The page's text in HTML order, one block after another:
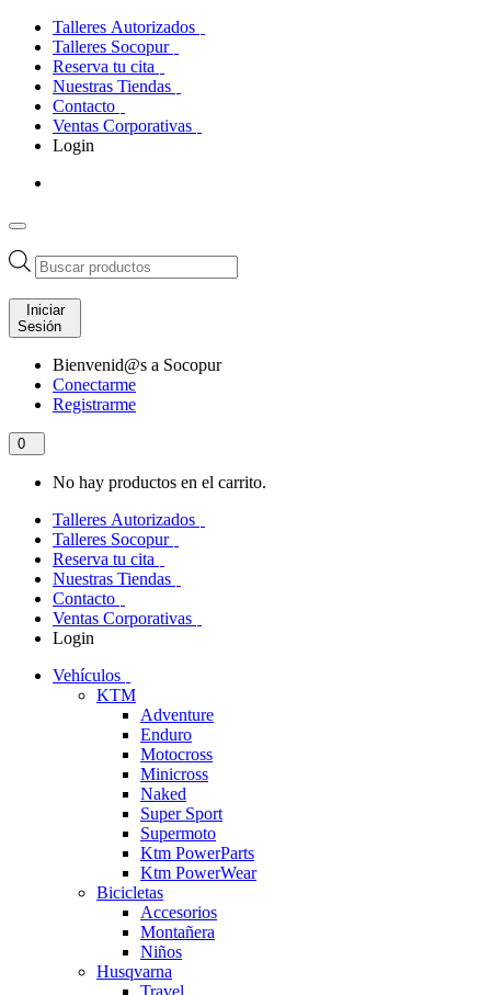
Talleres Autorizados
Talleres Socopur
Reserva tu cita
Nuestras Tiendas
Contacto
Ventas Corporativas
Login
Búsqueda
de
productos
Iniciar
Sesión
Bienvenid@s a Socopur
Conectarme
Registrarme
0
No hay productos en el carrito.
Talleres Autorizados
Talleres Socopur
Reserva tu cita
Nuestras Tiendas
Contacto
Ventas Corporativas
Login
Vehículos
KTM
Adventure
Enduro
Motocross
Minicross
Naked
Super Sport
Supermoto
Ktm PowerParts
Ktm PowerWear
Bicicletas
Accesorios
Montañera
Niños
Husqvarna
Travel